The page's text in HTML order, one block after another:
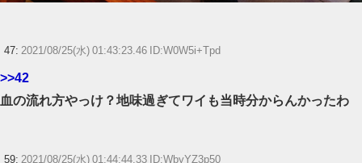
47: 2021/08/25(水) 01:43:23.46 ID:W0W5i+Tpd
>>42
血の流れ方やっけ？地味過ぎてワイも当時分からんかったわ
59: 2021/08/25(水) 01:44:44.33 ID:WbyYZ3p50